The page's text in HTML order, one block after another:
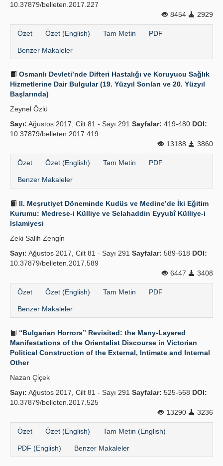
10.37879/belleten.2017.227
8454
2929
Özet Özet (English) Tam Metin PDF
Benzer Makaleler
Osmanlı Devleti’nde Difteri Hastalığı ve Koruyucu Sağlık
Hizmetlerine Dair Bulgular (19. Yüzyıl Sonları ve 20. Yüzyıl
Başlarında)
Zeynel Özlü
Sayı: Ağustos 2017, Cilt 81 - Sayı 291 Sayfalar: 419-480 DOI:
10.37879/belleten.2017.419
13188
3860
Özet Özet (English) Tam Metin PDF
Benzer Makaleler
II. Meşrutiyet Döneminde Kudüs ve Medine’de İki Eğitim
Kurumu: Medrese-i Külliye ve Selahaddin Eyyubî Külliye-i
İslamiyesi
Zeki Salih Zengi̇n
Sayı: Ağustos 2017, Cilt 81 - Sayı 291 Sayfalar: 589-618 DOI:
10.37879/belleten.2017.589
6447
3408
Özet Özet (English) Tam Metin PDF
Benzer Makaleler
“Bulgarian Horrors” Revisited: the Many-Layered
Manifestations of the Orientalist Discourse in Victorian
Political Construction of the External, Intimate and Internal
Other
Nazan Çi̇çek
Sayı: Ağustos 2017, Cilt 81 - Sayı 291 Sayfalar: 525-568 DOI:
10.37879/belleten.2017.525
13290
3236
Özet Özet (English) Tam Metin (English)
PDF (English) Benzer Makaleler